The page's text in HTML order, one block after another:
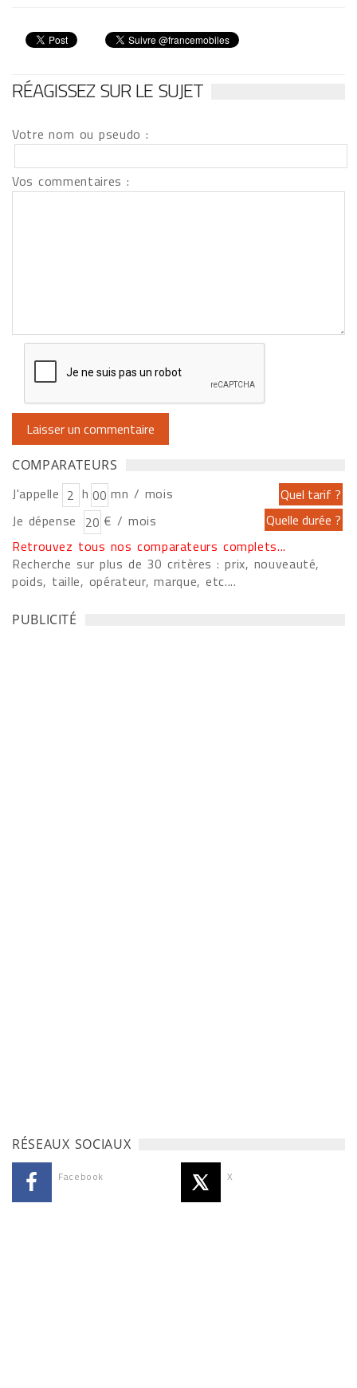
RÉAGISSEZ SUR LE SUJET
Votre nom ou pseudo :
Vos commentaires :
COMPARATEURS
J'appelle h
mn / mois
Je dépense
€ / mois
Retrouvez tous nos comparateurs complets...
Recherche sur plus de 30 critères : prix, nouveauté,
poids, taille, opérateur, marque, etc....
PUBLICITÉ
RÉSEAUX SOCIAUX
Facebook X